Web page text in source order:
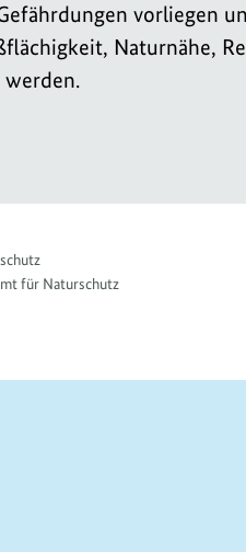
vorliegen
Naturnähe,
für Naturschutz